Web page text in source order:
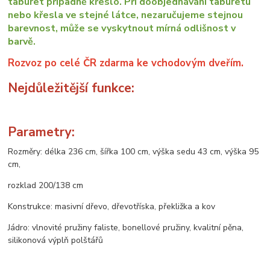
nebo křesla ve stejné látce, nezaručujeme stejnou
barevnost, může se vyskytnout mírná odlišnost v
barvě.
Rozvoz po celé ČR zdarma ke vchodovým dveřím.
Nejdůležitější funkce:
Parametry:
Rozměry: délka 236 cm, šířka 100 cm, výška sedu 43 cm, výška 95
cm,
rozklad 200/138 cm
Konstrukce: masivní dřevo, dřevotříska, překližka a kov
Jádro: vlnovité pružiny faliste, bonellové pružiny, kvalitní pěna,
silikonová výplň polštářů